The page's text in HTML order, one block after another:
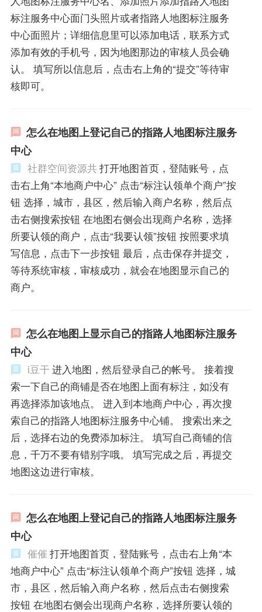
标注服务中心面门头照片或者指路人地图标注服务
中心面照片；详细信息里可以添加电话，联系方式
添加有效的手机号，因为地图那边的审核人员会确
认。 填写所以信息后，点击右上角的“提交”等待审
核即可。
怎么在地图上登记自己的指路人地图标注服务
中心
社群空间资源共 打开地图首页，登陆账号，点
击右上角“本地商户中心” 点击“标注认领单个商户”按
钮 选择，城市，县区，然后输入商户名称，然后点
击右侧搜索按钮 在地图右侧会出现商户名称，选择
所要认领的商户，点击“我要认领”按钮 按照要求填
写信息，点击下一步按钮 最后，点击保存并提交，
等待系统审核，审核成功，就会在地图显示自己的
商户。
怎么在地图上显示自己的指路人地图标注服务
中心
i豆干进入地图，然后登录自己的帐号。 接着搜
索一下自己的商铺是否在地图上面有标注，如没有
再选择添加该地点。 进入到本地商户中心，再次搜
索自己的指路人地图标注服务中心铺。 搜索出来之
后，选择右边的免费添加标注。 填写自己商铺的信
息，千万不要有错别字哦。 填写完成之后，再提交
地图这边进行审核。
怎么在地图上登记自己的指路人地图标注服务
中心
催催 打开地图首页，登陆账号，点击右上角“本
地商户中心” 点击“标注认领单个商户”按钮 选择，城
市，县区，然后输入商户名称，然后点击右侧搜索
按钮 在地图右侧会出现商户名称，选择所要认领的